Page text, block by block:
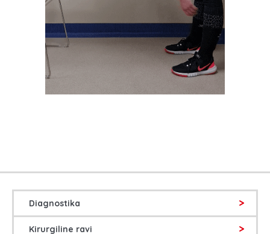
Diagnostika
Kirurgiline ravi